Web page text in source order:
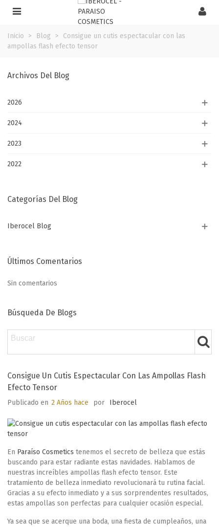
Inicio > Blog >
Consigue un cutis espectacular con las
ampollas flash efecto tensor
Archivos Del Blog
2026
2024
2023
2022
Categorías Del Blog
Iberocel Blog
Últimos Comentarios
Sin comentarios
Búsqueda De Blogs
Consigue Un Cutis Espectacular Con Las Ampollas Flash
Efecto Tensor
Publicado en 2 Años hace por Iberocel
En Paraíso Cosmetics tenemos el secreto de belleza que estás
buscando para estar radiante estas navidades. Hablamos de
nuestras increíbles ampollas flash efecto tensor. Este
tratamiento de belleza inmediato revolucionará tu rutina facial.
Gracias a su efecto inmediato y a sus sorprendentes resultados,
estas ampollas son perfectas para cualquier ocasión especial.
Ya sea que se acerque una boda, una fiesta de cumpleaños, una